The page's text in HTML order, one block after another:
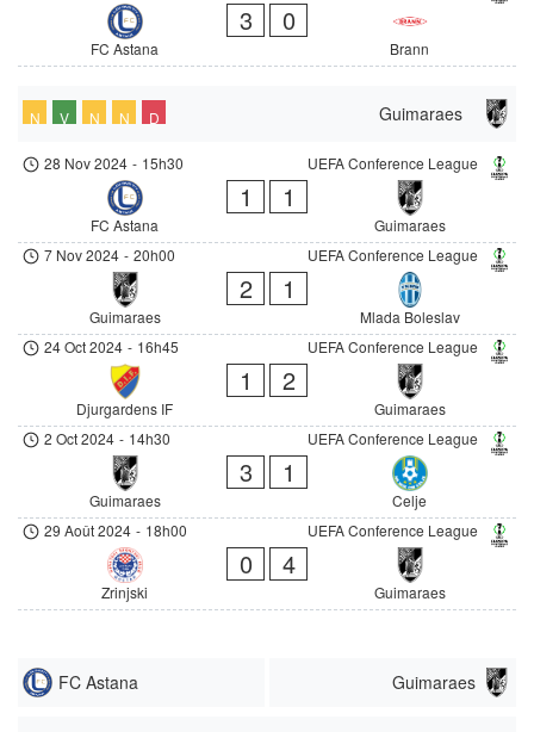
FC Astana
3 0
Brann
Guimaraes
N V N N D
UEFA Conference League
28 Nov 2024 - 15h30
FC Astana
1 1
Guimaraes
UEFA Conference League
7 Nov 2024 - 20h00
Guimaraes
2 1
Mlada Boleslav
UEFA Conference League
24 Oct 2024 - 16h45
Djurgardens IF
1 2
Guimaraes
UEFA Conference League
2 Oct 2024 - 14h30
Guimaraes
3 1
Celje
UEFA Conference League
29 Août 2024 - 18h00
Zrinjski
0 4
Guimaraes
FC Astana Guimaraes